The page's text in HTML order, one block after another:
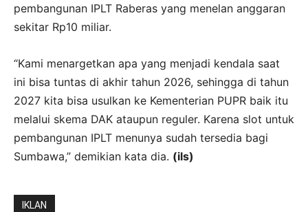
pembangunan IPLT Raberas yang menelan anggaran
sekitar Rp10 miliar.
“Kami menargetkan apa yang menjadi kendala saat
ini bisa tuntas di akhir tahun 2026, sehingga di tahun
2027 kita bisa usulkan ke Kementerian PUPR baik itu
melalui skema DAK ataupun reguler. Karena slot untuk
pembangunan IPLT menunya sudah tersedia bagi
Sumbawa,” demikian kata dia. (ils)
IKLAN